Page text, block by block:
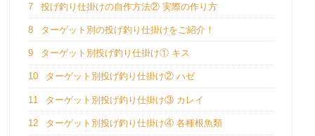
7 投げ釣り仕掛けの自作方法② 実際の作り方
8 ターゲット別の投げ釣り仕掛けをご紹介！
9 ターゲット別投げ釣り仕掛け① キス
10 ターゲット別投げ釣り仕掛け② ハゼ
11 ターゲット別投げ釣り仕掛け③ カレイ
12 ターゲット別投げ釣り仕掛け④ 各種根魚類